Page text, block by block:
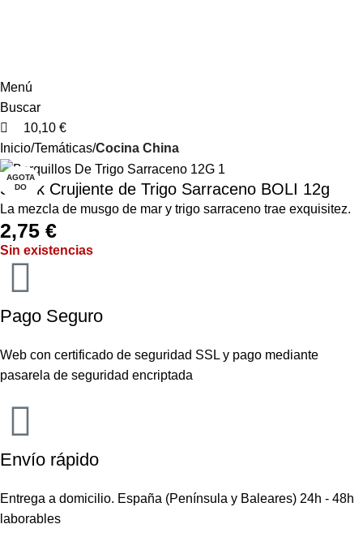
Menú
Buscar
10,10 €
Inicio Temáticas Cocina China
AGOTA
DO
Snack Crujiente de Trigo Sarraceno BOLI 12g
La mezcla de musgo de mar y trigo sarraceno trae exquisitez.
2,75 €
Sin existencias
Pago Seguro
Web con certificado de seguridad SSL y pago mediante
pasarela de seguridad encriptada
Envío rápido
Entrega a domicilio. España (Península y Baleares) 24h - 48h
laborables